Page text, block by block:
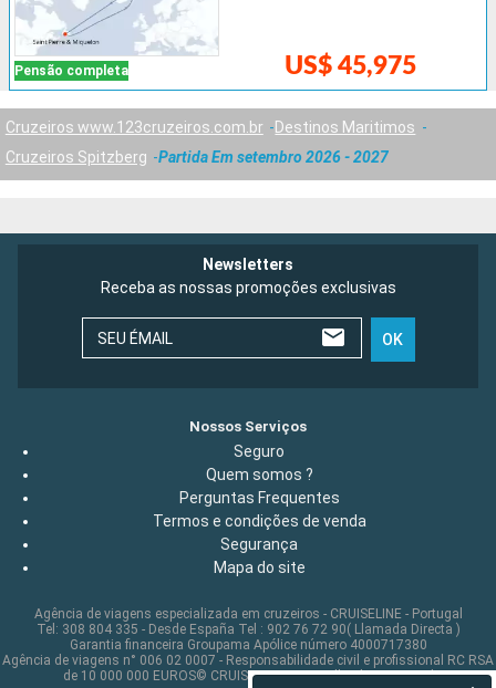
Pensão completa US$ 45,975
Cruzeiros www.123cruzeiros.com.br
Destinos Maritimos
Cruzeiros Spitzberg
Partida Em setembro 2026 - 2027
Newsletters
Receba as nossas promoções exclusivas
SEU ÉMAIL OK
Nossos Serviços
Seguro
Quem somos ?
Perguntas Frequentes
Termos e condições de venda
Segurança
Mapa do site
Agência de viagens especializada em cruzeiros - CRUISELINE - Portugal
Tel: 308 804 335 - Desde España Tel : 902 76 72 90( Llamada Directa )
Garantia financeira Groupama Apólice número 4000717380
Agência de viagens n° 006 02 0007 - Responsabilidade civil e profissional RC RSA
de 10 000 000 EUROS© CRUISELINE 2026 - all rights reserved